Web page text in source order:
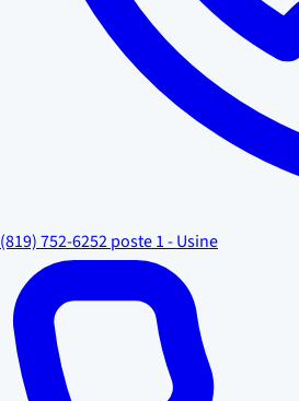
(819) 752-6252 poste 1 - Usine